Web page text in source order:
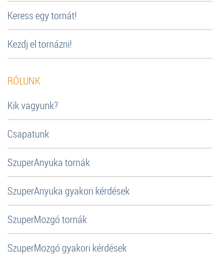
Keress egy tornát!
Kezdj el tornázni!
RÓLUNK
Kik vagyunk?
Csapatunk
SzuperAnyuka tornák
SzuperAnyuka gyakori kérdések
SzuperMozgó tornák
SzuperMozgó gyakori kérdések